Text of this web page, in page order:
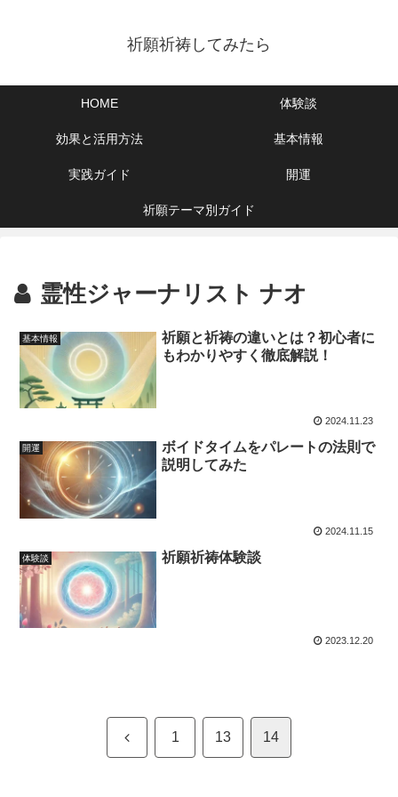
祈願祈祷してみたら
HOME 体験談
効果と活用方法 基本情報
実践ガイド 開運
祈願テーマ別ガイド
霊性ジャーナリスト ナオ
基本情報
祈願と祈祷の違いとは？初心者に
もわかりやすく徹底解説！
2024.11.23
開運
ボイドタイムをパレートの法則で
説明してみた
2024.11.15
体験談 祈願祈祷体験談
2023.12.20
前 1 13 14